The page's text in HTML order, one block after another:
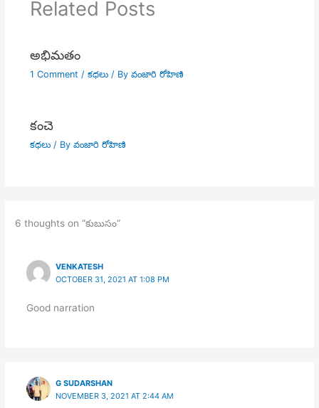
Related Posts
అభిమతం
1 Comment / కధలు/ By వంజారి రోహిణి
కంచె
కధలు/ By వంజారి రోహిణి
6 thoughts on “కుబుసం”
VENKATESH
OCTOBER 31, 2021 AT 1:08 PM
Good narration
G SUDARSHAN
NOVEMBER 3, 2021 AT 2:44 AM